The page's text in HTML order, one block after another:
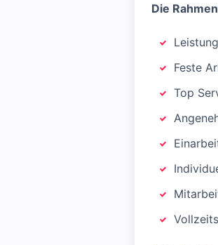
Die
Feste
Top